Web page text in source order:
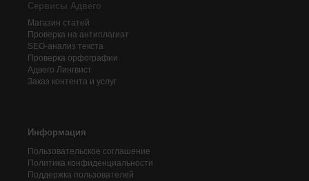
Сервисы Адвего
Магазин статей
Проверка на антиплагиат
SEO-анализ текста
Проверка орфографии
Адвего Лингвист
Заказ контента и услуг
Информация
Пользовательское соглашение
Политика конфиденциальности
Поддержка пользователей